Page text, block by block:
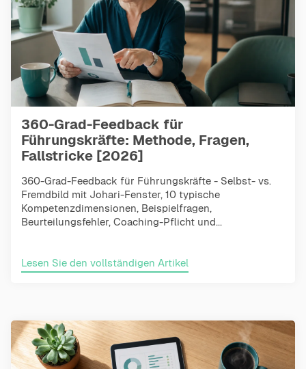
360-Grad-Feedback für
Führungskräfte: Methode, Fragen,
Fallstricke [2026]
360-Grad-Feedback für Führungskräfte - Selbst- vs.
Fremdbild mit Johari-Fenster, 10 typische
Kompetenzdimensionen, Beispielfragen,
Beurteilungsfehler, Coaching-Pflicht und...
Lesen Sie den vollständigen Artikel